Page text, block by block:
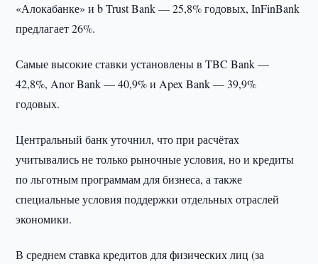
«Алокабанке» и b Trust Bank — 25,8% годовых, InFinBank
предлагает 26%.
Самые высокие ставки установлены в TBC Bank —
42,8%, Anor Bank — 40,9% и Apex Bank — 39,9%
годовых.
Центральный банк уточнил, что при расчётах
учитывались не только рыночные условия, но и кредиты
по льготным программам для бизнеса, а также
специальные условия поддержки отдельных отраслей
экономики.
В среднем ставка кредитов для физических лиц (за